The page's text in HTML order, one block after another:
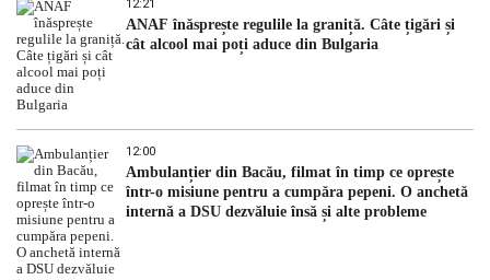
12:21
ANAF înăsprește regulile la graniță. Câte țigări și
cât alcool mai poți aduce din Bulgaria
12:00
Ambulanțier din Bacău, filmat în timp ce oprește
într-o misiune pentru a cumpăra pepeni. O anchetă
internă a DSU dezvăluie însă și alte probleme